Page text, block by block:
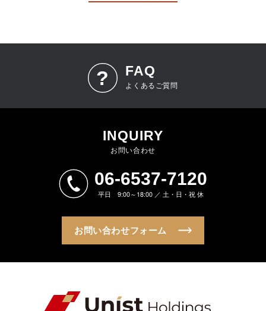
FAQ
よくあるご質問
INQUIRY
お問い合わせ
06-6537-7120
平日 9:00～18:00 ／ 土・日・祝 休
お問い合わせフォーム